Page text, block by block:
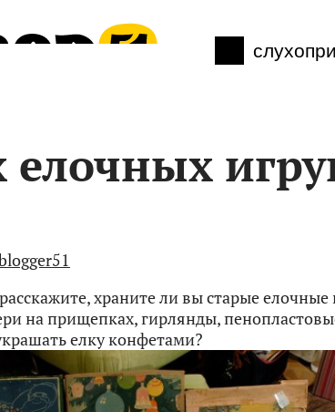
елочных
храните ли вы старые елочные
на прищепках, гирлянды,
елку конфетами?